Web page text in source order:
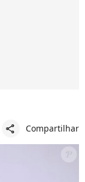
share Compartilhar